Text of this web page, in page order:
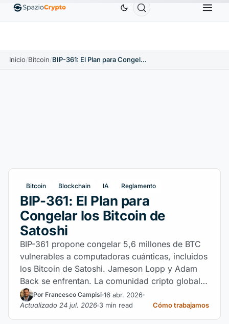
EthereumETH1880,58 US$ Tether USDT0,9991 US$ BNB
Inicio/Bitcoin/ BIP-361: El Plan para Congelar los Bitcoin de Satoshi
Bitcoin Blockchain IA Reglamento
BIP-361: El Plan para
Congelar los Bitcoin de
Satoshi
BIP-361 propone congelar 5,6 millones de BTC
vulnerables a computadoras cuánticas, incluidos
los Bitcoin de Satoshi. Jameson Lopp y Adam
Back se enfrentan. La comunidad cripto global,
y especialmente en LATAM, se divide.
Por Francesco Campisi 16 abr. 2026
Actualizado 24 jul. 2026 3 min read Cómo trabajamos